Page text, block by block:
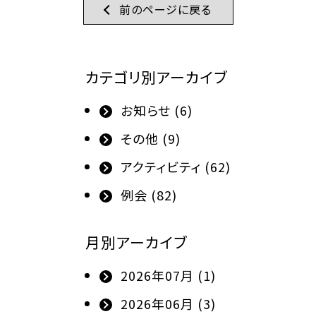
前のページに戻る
カテゴリ別アーカイブ
お知らせ (6)
その他 (9)
アクティビティ (62)
例会 (82)
月別アーカイブ
2026年07月 (1)
2026年06月 (3)